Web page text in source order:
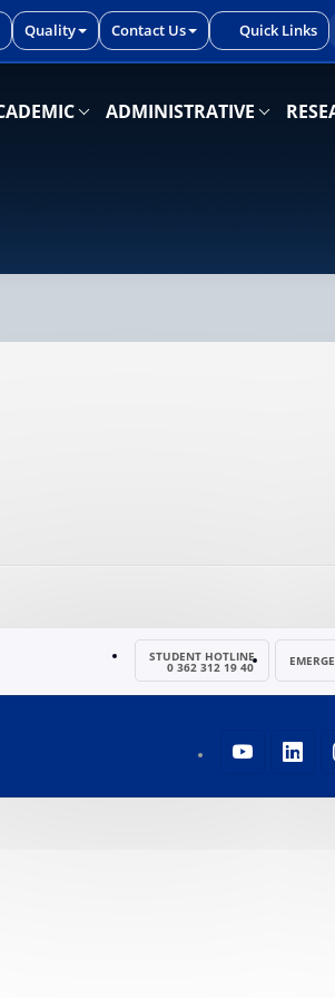
ADMINISTRATIVE
Quality Contact Us Quick Links
STUDENT HOTLINE
0 362 312 19 40
OMÜ